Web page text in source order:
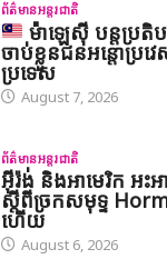
ព័ត៌មានអន្តរជាតិ
ម៉ាឡេស៊ី បន្តប្រតិ
ចាប់ខ្លួនជនអន្តោប្រ
ប្រទេស
August 7, 2026
ព័ត៌មានអន្តរជាតិ
អ៊ីរ៉ង់ និងអាមេរិក អះអ
ស្តីពីច្រកសមុទ្ទ
ហើយ
August 6, 2026